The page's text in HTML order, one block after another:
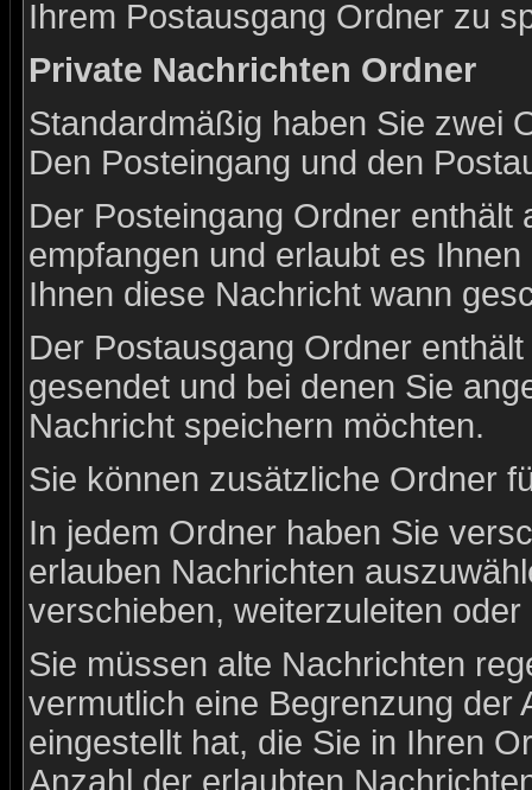
Ihrem Postausgang Ordner zu
Private Nachrichten Ordner
Standardmäßig haben Sie zwei
Den Posteingang und den
Der Posteingang Ordner enthält
empfangen und erlaubt es
Ihnen diese Nachricht wann
Der Postausgang Ordner
gesendet und bei denen Sie
Nachricht speichern möchten.
Sie können zusätzliche Ordner
In jedem Ordner haben Sie
erlauben Nachrichten
verschieben, weiterzuleiten
Sie müssen alte Nachrichten
vermutlich eine Begrenzung der
eingestellt hat, die Sie in Ihren
Anzahl der erlaubten